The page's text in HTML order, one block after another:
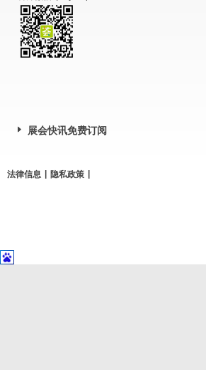
展会快讯免费订阅
法律信息 隐私政策